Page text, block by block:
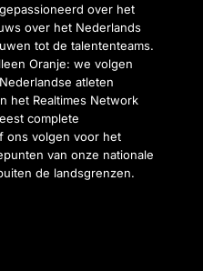
over het
over het Nederlands
tot de talententeams.
Oranje: we volgen
atleten
het Realtimes Network
complete
ons volgen voor het
van onze nationale
de landsgrenzen.